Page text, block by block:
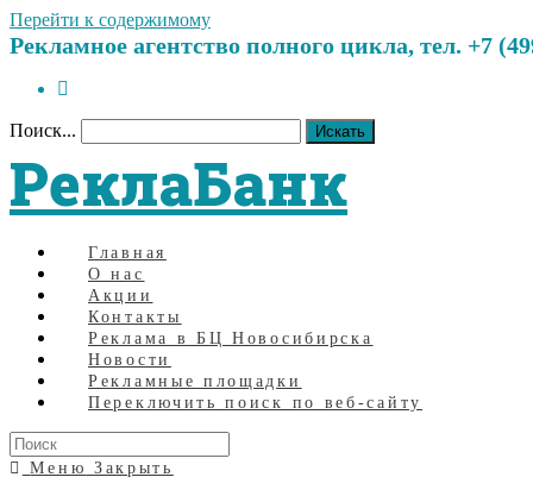
Перейти к содержимому
Рекламное агентство полного цикла, тел. +7
Поиск... Искать
РеклаБанк
Главная
О нас
Акции
Контакты
Реклама в БЦ Новосибирска
Новости
Рекламные площадки
Переключить поиск по веб-сайту
Меню Закрыть